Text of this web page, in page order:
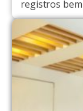
registros
famoso
foto sem
gato estava
❤️”, disse um
esse sim vale